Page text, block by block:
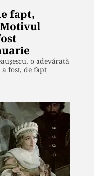
fapt,
Motivul
o adevărată
fost, de fapt